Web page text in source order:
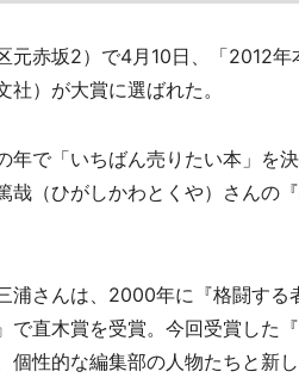
赤坂2）で4月10日、「2012
社）が大賞に選ばれた。
年で「いちばん売りたい本」を
哉（ひがしかわとくや）さんの
浦さんは、2000年に『格闘す
で直木賞を受賞。今回受賞した
個性的な編集部の人物たちと新